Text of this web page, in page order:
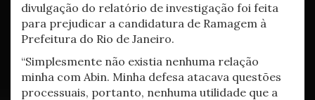
divulgação do relatório de investigação foi feita
para prejudicar a candidatura de Ramagem à
Prefeitura do Rio de Janeiro.
“Simplesmente não existia nenhuma relação
minha com Abin. Minha defesa atacava questões
processuais, portanto, nenhuma utilidade que a